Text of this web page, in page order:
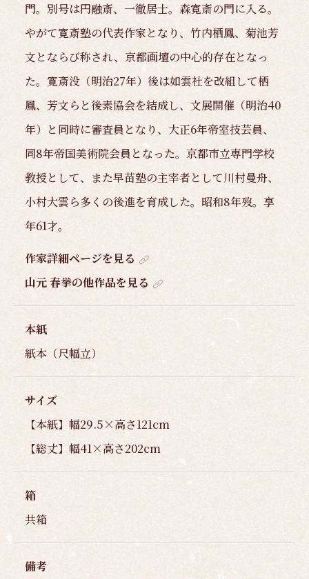
門。別号は円融斎、一徹居士。森寛斎の門に入る。
やがて寛斎塾の代表作家となり、竹内栖鳳、菊池芳
文とならび称され、京都画壇の中心的存在となっ
た。寛斎没（明治27年）後は如雲社を改組して栖
鳳、芳文らと後素協会を結成し、文展開催（明治40
年）と同時に審査員となり、大正6年帝室技芸員、
同8年帝国美術院会員となった。京都市立専門学校
教授として、また早苗塾の主宰者として川村曼舟、
小村大雲ら多くの後進を育成した。昭和8年歿。享
年61才。
作家詳細ページを見る
山元 春挙の他作品を見る
本紙
紙本（尺幅立）
サイズ
【本紙】幅29.5×高さ121cm
【総丈】幅41×高さ202cm
箱
共箱
備考